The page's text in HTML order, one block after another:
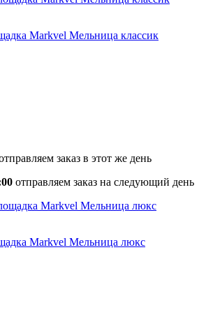
Markvel Мельница классик
заказ в этот же день
отправляем заказ на следующий день
Markvel Мельница люкс